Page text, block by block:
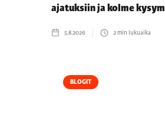
ajatuksiin ja kolme
5.8.2026 2min lukuaika
BLOGIT